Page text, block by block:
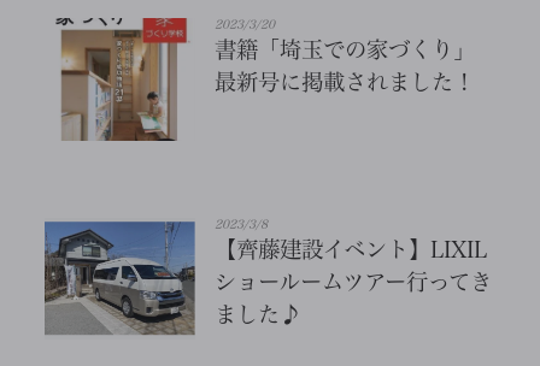
2023/3/20
書籍「埼玉での家づくり」
最新号に掲載されました！
2023/3/8
【齊藤建設イベント】LIXIL
ショールームツアー行ってき
ました♪